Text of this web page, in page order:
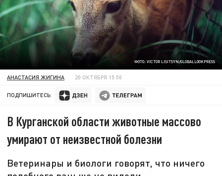
ФОТО: VICTOR LISITSYN/GLOBALLOOKPRESS
АНАСТАСИЯ ЖИГИНА 20 ОКТЯБРЯ 15:50
ПОДПИШИТЕСЬ:
В Курганской области животные массово
умирают от неизвестной болезни
Ветеринары и биологи говорят, что ничего